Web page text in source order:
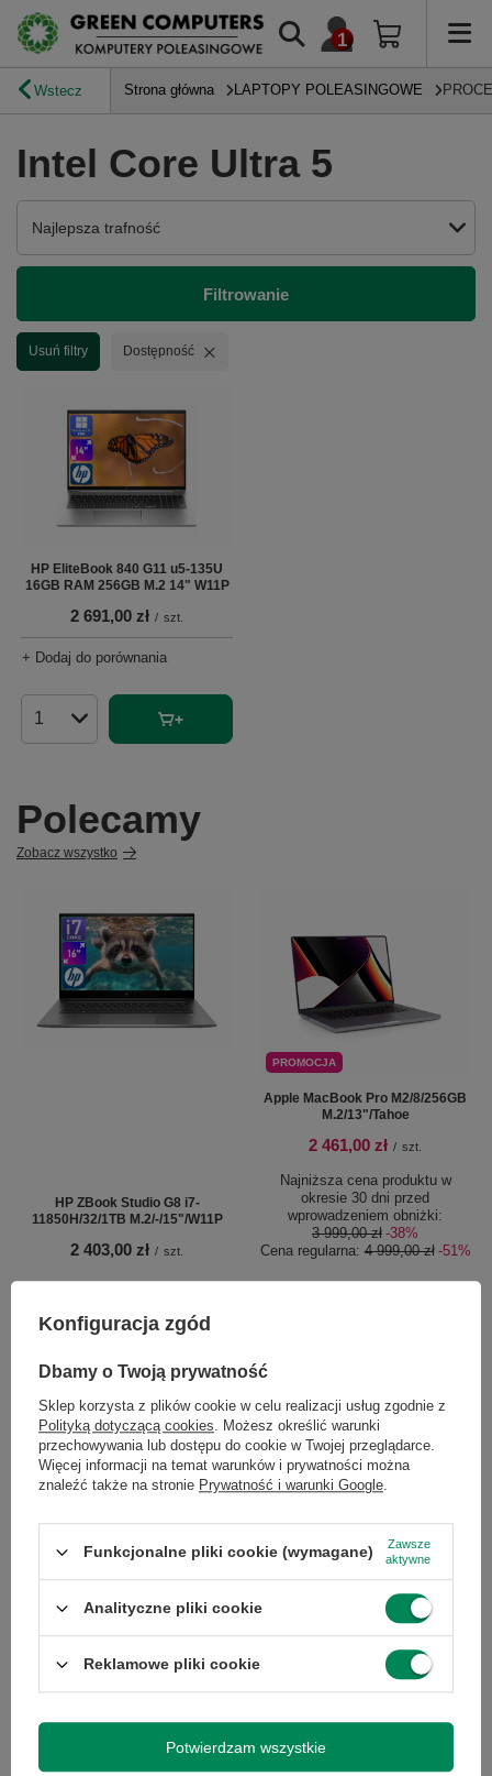
Wstecz Strona główna LAPTOPY POLEASINGOWE
Intel Core Ultra 5
Zmień sortowanie
Najlepsza trafność
Filtrowanie
Usuń filtry Usuń filtr
Dostępność
HP EliteBook 840 G11 u5-135U
16GB RAM 256GB M.2 14" W11P
2 691,00 zł / szt.
+ Dodaj do porównania
Ilość produktów
Polecamy
Zobacz wszystko
HP ZBook Studio G8 i7-
11850H/32/1TB M.2/-/15"/W11P
2 403,00 zł / szt.
PROMOCJA
Apple MacBook Pro M2/8/256GB
M.2/13"/Tahoe
2 461,00 zł / szt.
Najniższa cena produktu w
okresie 30 dni przed
wprowadzeniem obniżki:
3 999,00 zł -38%
Cena regularna:4 999,00 zł -51%
39,00 zł 1 153,00 zł / szt.
Konfiguracja zgód
Dbamy o Twoją prywatność
Sklep korzysta z plików cookie w celu realizacji usług zgodnie z
Polityką dotyczącą cookies. Możesz określić warunki
przechowywania lub dostępu do cookie w Twojej przeglądarce.
Więcej informacji na temat warunków i prywatności można
znaleźć także na stronie Prywatność i warunki Google.
Funkcjonalne pliki cookie (wymagane)
Zawsze
aktywne
Analityczne pliki cookie
Reklamowe pliki cookie
Potwierdzam wszystkie